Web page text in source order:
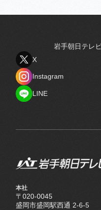
岩手朝日テレ
X
Instagram
LINE
本社
〒020-0045
盛岡市盛岡駅西通 2-6-5